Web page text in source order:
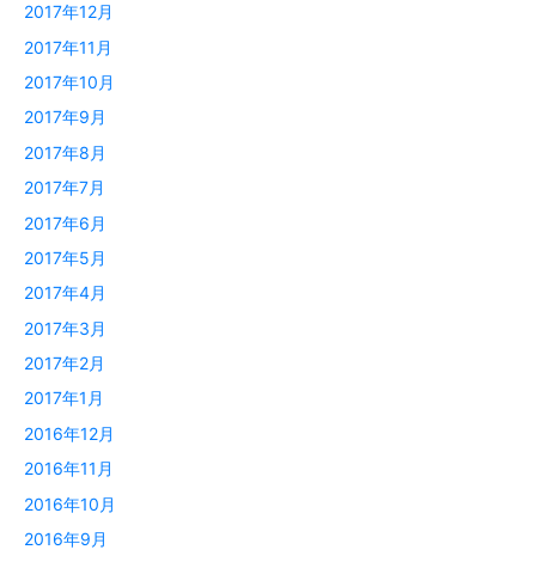
2017年12月
2017年11月
2017年10月
2017年9月
2017年8月
2017年7月
2017年6月
2017年5月
2017年4月
2017年3月
2017年2月
2017年1月
2016年12月
2016年11月
2016年10月
2016年9月